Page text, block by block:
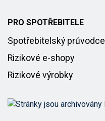
PRO SPOTŘEBITELE
Spotřebitelský průvodce
Rizikové e-shopy
Rizikové výrobky